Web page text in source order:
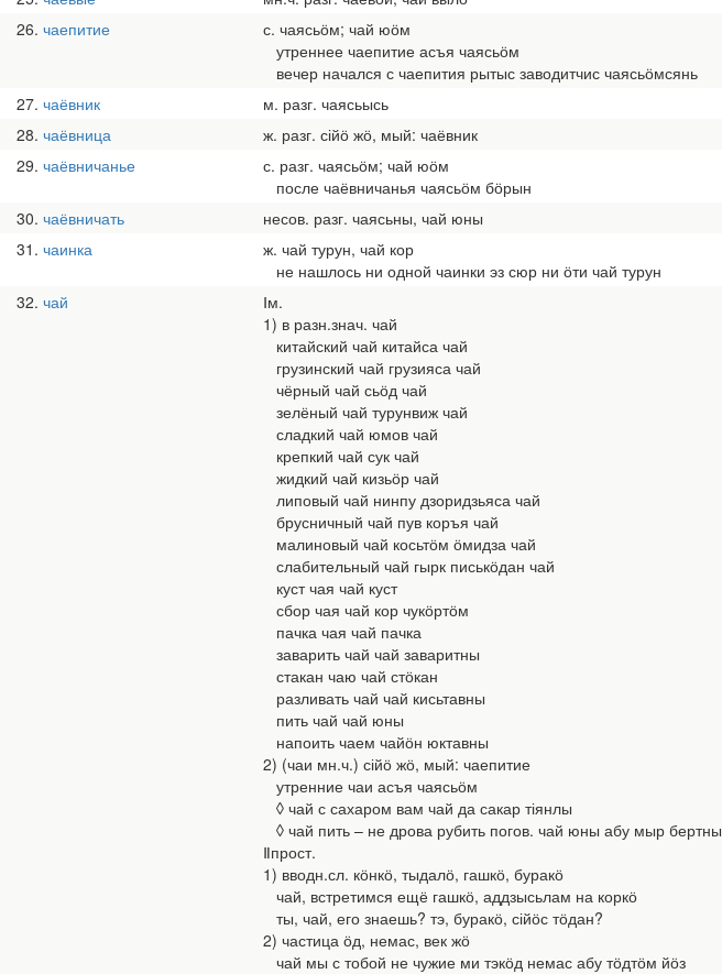
26 чаепитие
с. чаясьӧм; чай юӧм
утреннее чаепитие асъя чаясьӧм
вечер начался с чаепития рытыс заводитчис чаясьӧмсянь
27 чаёвник
м. разг. чаясьысь
28 чаёвница
ж. разг. сійӧ жӧ, мый: чаёвник
29 чаёвничанье
с. разг. чаясьӧм; чай юӧм
после чаёвничанья чаясьӧм бӧрын
30 чаёвничать
несов. разг. чаясьны, чай юны
31 чаинка
ж. чай турун, чай кор
не нашлось ни одной чаинки эз сюр ни ӧти чай турун
32 чай
Ⅰм.
1) в разн.знач. чай
китайский чай китайса чай
грузинский чай грузияса чай
чёрный чай сьӧд чай
зелёный чай турунвиж чай
сладкий чай юмов чай
крепкий чай сук чай
жидкий чай кизьӧр чай
липовый чай нинпу дзоридзьяса чай
брусничный чай пув коръя чай
малиновый чай косьтӧм ӧмидза чай
слабительный чай гырк писькӧдан чай
куст чая чай куст
сбор чая чай кор чукӧртӧм
пачка чая чай пачка
заварить чай чай заваритны
стакан чаю чай стӧкан
разливать чай чай кисьтавны
пить чай чай юны
напоить чаем чайӧн юктавны
2) (чаи мн.ч.) сійӧ жӧ, мый: чаепитие
утренние чаи асъя чаясьӧм
◊ чай с сахаром вам чай да сакар тіянлы
◊ чай пить – не дрова рубить погов. чай юны абу мыр бертны
Ⅱпрост.
1) вводн.сл. кӧнкӧ, тыдалӧ, гашкӧ, буракӧ
чай, встретимся ещё гашкӧ, аддзысьлам на коркӧ
ты, чай, его знаешь? тэ, буракӧ, сійӧс тӧдан?
2) частица ӧд, немас, век жӧ
чай мы с тобой не чужие ми тэкӧд немас абу тӧдтӧм йӧз